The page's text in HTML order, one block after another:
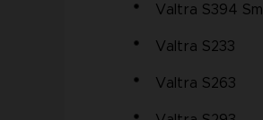
Valtra S394
Valtra S233
Valtra S263